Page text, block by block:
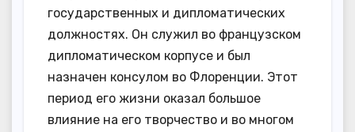
государственных и дипломатических
должностях. Он служил во французском
дипломатическом корпусе и был
назначен консулом во Флоренции. Этот
период его жизни оказал большое
влияние на его творчество и во многом